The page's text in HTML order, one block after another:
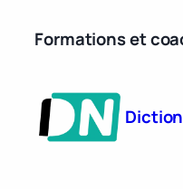
Formations et